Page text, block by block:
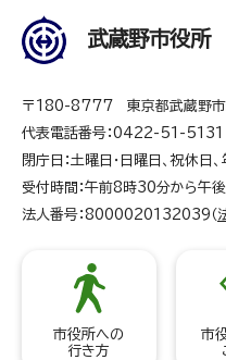
武蔵野市役所
〒180-8777 東京都武蔵野
代表電話番号：0422-51-5131
閉庁日：土曜日・日曜日、祝休日
受付時間：午前8時30分から午
法人番号：8000020132039（
市役所への
行き方
市